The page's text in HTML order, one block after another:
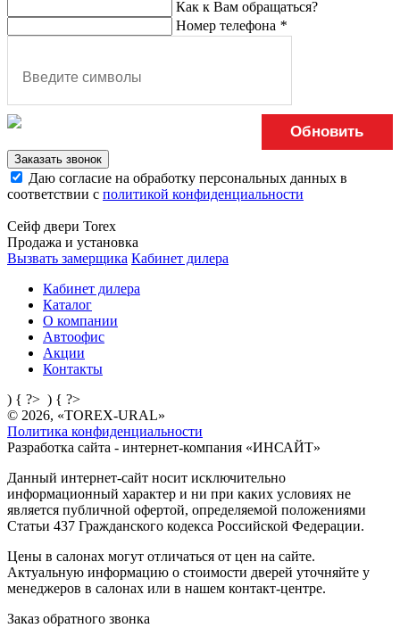
Как к Вам обращаться?
Номер телефона *
Обновить
Заказать звонок
Даю согласие на обработку персональных данных в
соответствии с политикой конфиденциальности
Сейф двери Torex
Продажа и установка
Вызвать замерщика Кабинет дилера
Кабинет дилера
Каталог
О компании
Автоофис
Акции
Контакты
) { ?> ) { ?>
© 2026, «TOREX-URAL»
Политика конфиденциальности
Разработка сайта - интернет-компания «ИНСАЙТ»
Данный интернет-сайт носит исключительно
информационный характер и ни при каких условиях не
является публичной офертой, определяемой положениями
Статьи 437 Гражданского кодекса Российской Федерации.
Цены в салонах могут отличаться от цен на сайте.
Актуальную информацию о стоимости дверей уточняйте у
менеджеров в салонах или в нашем контакт-центре.
Заказ обратного звонка